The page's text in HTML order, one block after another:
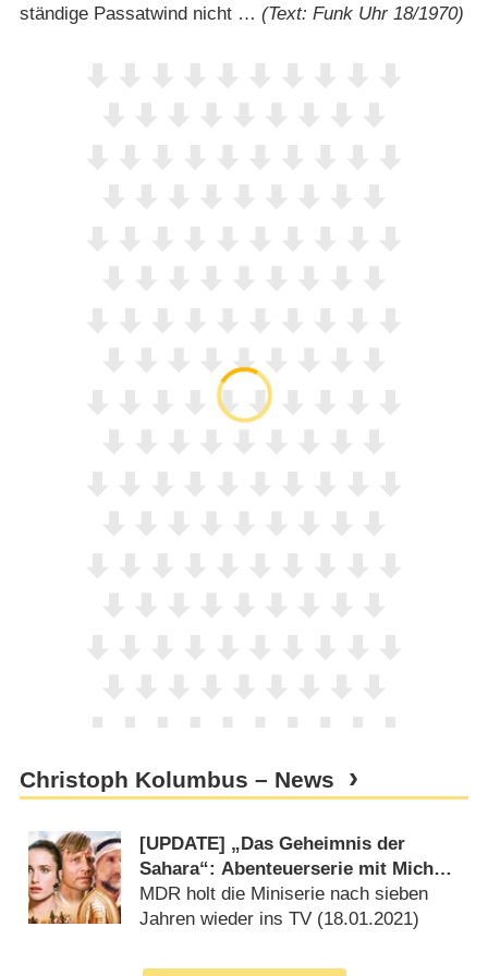
ständige Passatwind nicht … (Text: Funk Uhr 18/1970)
Christoph Kolumbus – News
[UPDATE] „Das Geheimnis der
Sahara“: Abenteuerserie mit Michael
York wird wiederholt
MDR holt die Miniserie nach sieben
Jahren wieder ins TV (18.01.2021)